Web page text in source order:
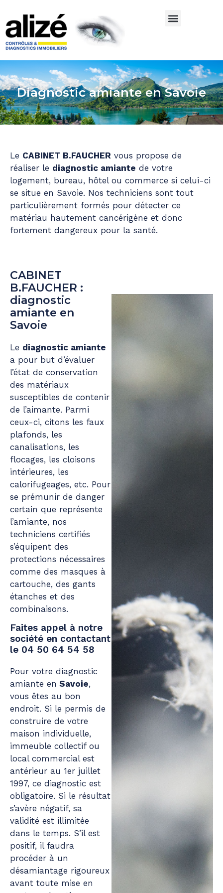
Diagnostic amiante en Savoie
Le CABINET B.FAUCHER vous propose de
réaliser le diagnostic amiante de votre
logement, bureau, hôtel ou commerce si celui-ci
se situe en Savoie. Nos techniciens sont tout
particulièrement formés pour détecter ce
matériau hautement cancérigène et donc
fortement dangereux pour la santé.
CABINET
B.FAUCHER :
diagnostic
amiante en
Savoie
Le diagnostic amiante
a pour but d’évaluer
l’état de conservation
des matériaux
susceptibles de contenir
de l’aimante. Parmi
ceux-ci, citons les faux
plafonds, les
canalisations, les
flocages, les cloisons
intérieures, les
calorifugeages, etc. Pour
se prémunir de danger
certain que représente
l’amiante, nos
techniciens certifiés
s’équipent des
protections nécessaires
comme des masques à
cartouche, des gants
étanches et des
combinaisons.
Faites appel à notre
société en contactant
le 04 50 64 54 58
Pour votre diagnostic
amiante en Savoie,
vous êtes au bon
endroit. Si le permis de
construire de votre
maison individuelle,
immeuble collectif ou
local commercial est
antérieur au 1er juillet
1997, ce diagnostic est
obligatoire. Si le résultat
s’avère négatif, sa
validité est illimitée
dans le temps. S’il est
positif, il faudra
procéder à un
désamiantage rigoureux
avant toute mise en